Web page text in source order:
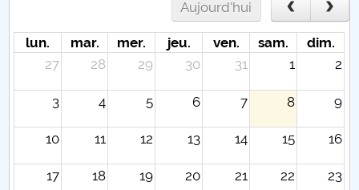
Aujourd'hui
lun. mar. mer. jeu. ven. sam.
dim.
27
28 29 30 31 1 2
3 4 5 6 7 8 9
10 11 12 13 14 15 16
17 18 19 20 21 22 23